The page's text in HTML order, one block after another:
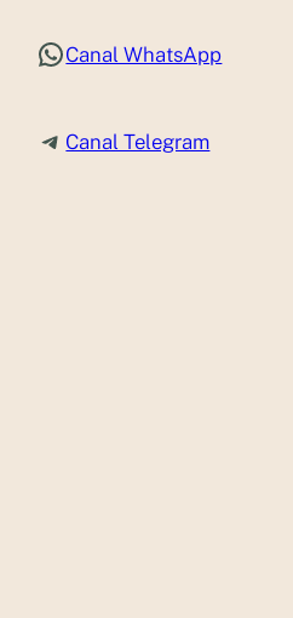
WhatsApp Canal WhatsApp
Telegram Canal Telegram